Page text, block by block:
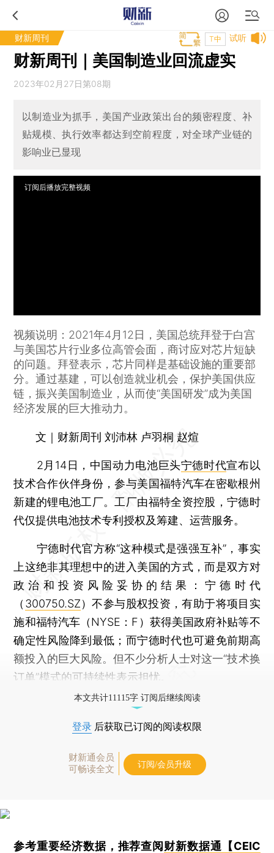
财新周刊 试听
T中
财新周刊｜美国制造业回流虚实
2023年02月27日第08期
以制造业为抓手，美国产业政策出台的频密程度、补
贴规模、执行效率都达到空前程度，对全球产业链的
影响业已显现
订阅后播放完整视频
视频说明：2021年4月12日，美国总统拜登于白宫
与美国芯片行业多位高管会面，商讨应对芯片短缺
的问题。拜登表示，芯片同样是基础设施的重要部
分。通过基建，可以创造就业机会，保护美国供应
链，振兴美国制造业，从而使“美国研发”成为美国
经济发展的巨大推动力。
文｜财新周刊 刘沛林 卢羽桐 赵煊
2月14日，中国动力电池巨头宁德时代宣布以
技术合作伙伴身份，参与美国福特汽车在密歇根州
新建的锂电池工厂。工厂由福特全资控股，宁德时
代仅提供电池技术专利授权及筹建、运营服务。
宁德时代官方称“这种模式是强强互补”，事实
上这绝非其理想中的进入美国的方式，而是双方对
政治和投资风险妥协的结果：宁德时代
（ 300750.SZ）不参与股权投资，有助于将项目实
施和福特汽车（NYSE：F）获得美国政府补贴等不
确定性风险降到最低；而宁德时代也可避免前期高
额投入的巨大风险。但不少分析人士对这一“技术换
订单”模式的可持续性表示担忧。
本文共计11115字 订阅后继续阅读
登录 后获取已订阅的阅读权限
财新通会员
可畅读全文
订阅/会员升级
参考重要经济数据，推荐查阅 财新数据通【CEIC